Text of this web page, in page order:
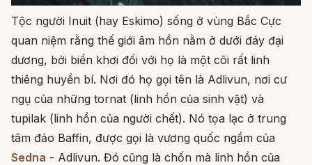
Tộc người Inuit (hay Eskimo) sống ở vùng Bắc Cực
quan niệm rằng thế giới âm hồn nằm ở dưới đáy đại
dương, bởi biển khơi đối với họ là một cõi rất linh
thiêng huyền bí. Nơi đó họ gọi tên là Adlivun, nơi cư
ngụ của những tornat (linh hồn của sinh vật) và
tupilak (linh hồn của người chết). Nó tọa lạc ở trung
tâm đảo Baffin, được gọi là vương quốc ngầm của
Sedna - Adlivun. Đó cũng là chốn mà linh hồn của